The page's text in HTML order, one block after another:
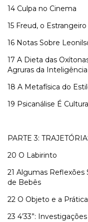
14 Culpa no Cinema
15 Freud, o Estrangeiro
16 Notas Sobre
17 A Dieta das
Agruras da
18 A Metafísica do
19 Psicanálise É
PARTE 3:
20 O Labirinto
21 Algumas Reflexões
de Bebês
22 O Objeto e a
23 4’33”: